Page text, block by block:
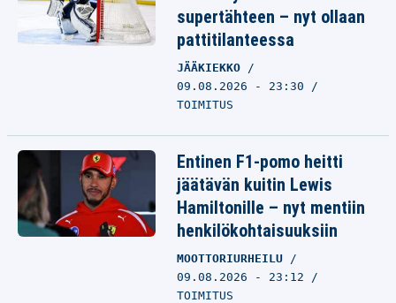
supertähteen – nyt ollaan
pattitilanteessa
JÄÄKIEKKO
09.08.2026 - 23:30
TOIMITUS
Entinen F1-pomo heitti
jäätävän kuitin Lewis
Hamiltonille – nyt mentiin
henkilökohtaisuuksiin
MOOTTORIURHEILU
09.08.2026 - 23:12
TOIMITUS